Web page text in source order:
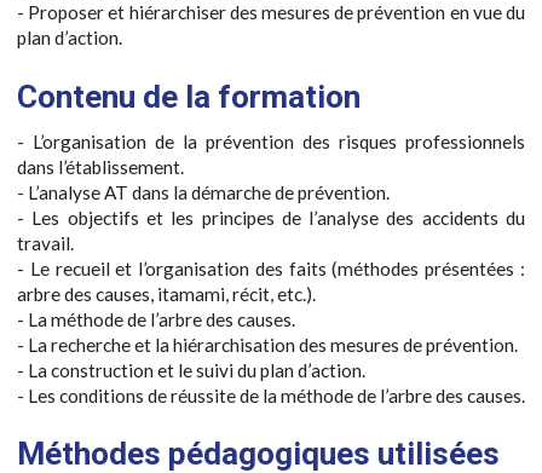
- Proposer et hiérarchiser des mesures de prévention en vue du
plan d’action.
Contenu de la formation
- L’organisation de la prévention des risques professionnels
dans l’établissement.
- L’analyse AT dans la démarche de prévention.
- Les objectifs et les principes de l’analyse des accidents du
travail.
- Le recueil et l’organisation des faits (méthodes présentées :
arbre des causes, itamami, récit, etc.).
- La méthode de l’arbre des causes.
- La recherche et la hiérarchisation des mesures de prévention.
- La construction et le suivi du plan d’action.
- Les conditions de réussite de la méthode de l’arbre des causes.
Méthodes pédagogiques utilisées